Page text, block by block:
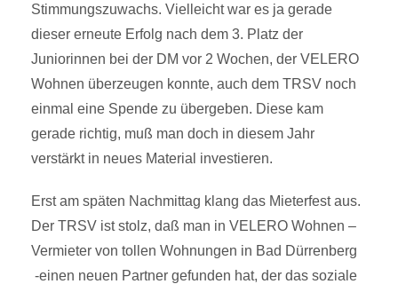
Stimmungszuwachs. Vielleicht war es ja gerade
dieser erneute Erfolg nach dem 3. Platz der
Juniorinnen bei der DM vor 2 Wochen, der VELERO
Wohnen überzeugen konnte, auch dem TRSV noch
einmal eine Spende zu übergeben. Diese kam
gerade richtig, muß man doch in diesem Jahr
verstärkt in neues Material investieren.
Erst am späten Nachmittag klang das Mieterfest aus.
Der TRSV ist stolz, daß man in VELERO Wohnen –
Vermieter von tollen Wohnungen in Bad Dürrenberg
-einen neuen Partner gefunden hat, der das soziale